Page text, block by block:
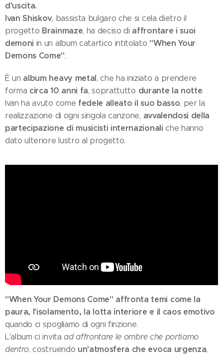
d'uscita.
Ivan Shiskov, bassista bulgaro che si cela dietro il
progetto Brainmaze, ha deciso di affrontare i suoi
demoni in un album catartico intitolato "When Your
Demons Come".
È un album heavy metal, che ha iniziato a prendere
forma circa 10 anni fa, soprattutto durante la notte.
Ivan ha avuto come fedele alleato il suo basso, per la
realizzazione di ogni singola canzone, avvalendosi della
partecipazione di musicisti internazionali che hanno
dato ulteriore lustro al progetto.
"When Your Demons Come" affronta temi come la
paura, l'isolamento, la lotta interiore e il caos emotivo
quando ci spogliamo di ogni finzione.
L'album ci invitaad affrontare le ombre che portiamo
dentro, costruendo un'atmosfera che evoca urgenza,